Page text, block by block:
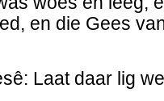
en die Gees
Laat daar lig